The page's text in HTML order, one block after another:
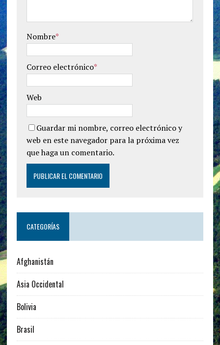
Nombre*
Correo electrónico*
Web
Guardar mi nombre, correo electrónico y
web en este navegador para la próxima vez
que haga un comentario.
CATEGORÍAS
Afghanistán
Asia Occidental
Bolivia
Brasil